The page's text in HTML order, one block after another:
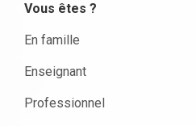
Vous êtes ?
En famille
Enseignant
Professionnel